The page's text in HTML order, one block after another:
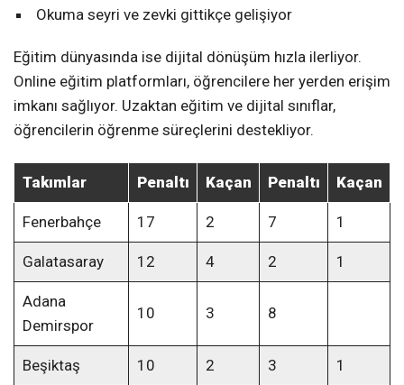
Okuma seyri ve zevki gittikçe gelişiyor
Eğitim dünyasında ise dijital dönüşüm hızla ilerliyor.
Online eğitim platformları, öğrencilere her yerden erişim
imkanı sağlıyor. Uzaktan eğitim ve dijital sınıflar,
öğrencilerin öğrenme süreçlerini destekliyor.
Takımlar Penaltı Kaçan Penaltı Kaçan
Fenerbahçe 17 2 7 1
Galatasaray 12 4 2 1
Adana
Demirspor
10 3 8
Beşiktaş 10 2 3 1